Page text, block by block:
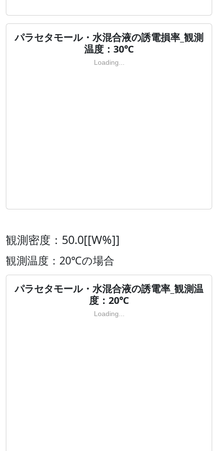
パラセタモール・水混合液の誘電損率_観測
温度：30℃
Loading...
観測密度：50.0[[W%]]
観測温度：20℃の場合
パラセタモール・水混合液の誘電率_観測温
度：20℃
Loading...